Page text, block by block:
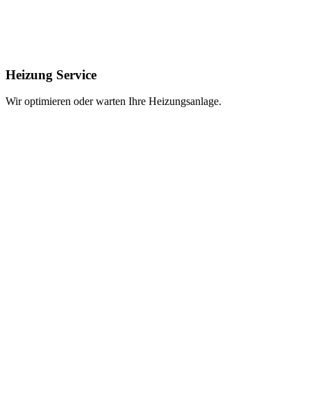
Heizung Service
Wir optimieren oder warten Ihre Heizungsanlage.